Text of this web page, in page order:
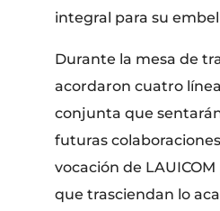
integral para su
Durante la mesa de
acordaron cuatro
conjunta que
futuras
vocación de
que trasciendan lo